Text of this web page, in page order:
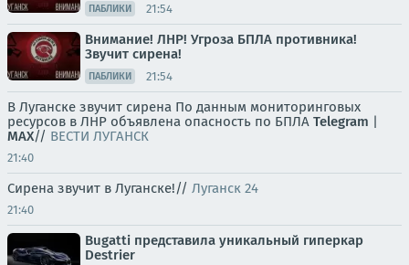
ПАБЛИКИ 21:54
Внимание! ЛНР! Угроза БПЛА противника!
Звучит сирена!
ПАБЛИКИ 21:54
В Луганске звучит сирена По данным мониторинговых
ресурсов в ЛНР объявлена опасность по БПЛА Telegram |
MAX// ВЕСТИ ЛУГАНСК
21:40
Сирена звучит в Луганске!// Луганск 24
21:40
Bugatti представила уникальный гиперкар
Destrier